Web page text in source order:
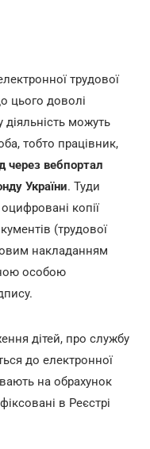
трудової
цього доволі
діяльність можуть
тобто працівник,
через вебпортал
України. Туди
копії
(трудової
накладанням
особою
дітей, про службу
до електронної
на обрахунок
в Реєстрі